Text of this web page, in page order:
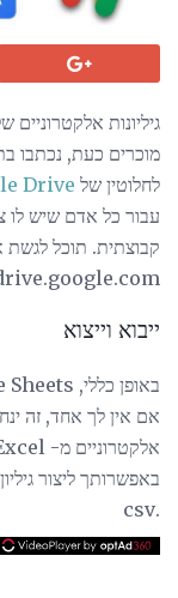
מוכרים כעת, נכתבו
לחלוטין של Drive
עבור כל אדם שיש לו
ייבוא ​​וייצוא
אם אין לך אחד, זה
.csv